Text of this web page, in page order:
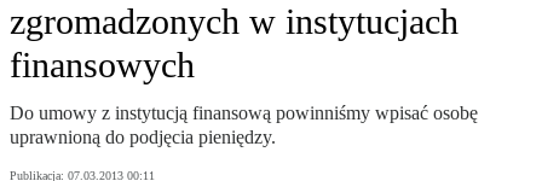
zgromadzonych w instytucjach
finansowych
Do umowy z instytucją finansową powinniśmy wpisać osobę
uprawnioną do podjęcia pieniędzy.
Publikacja: 07.03.2013 00:11